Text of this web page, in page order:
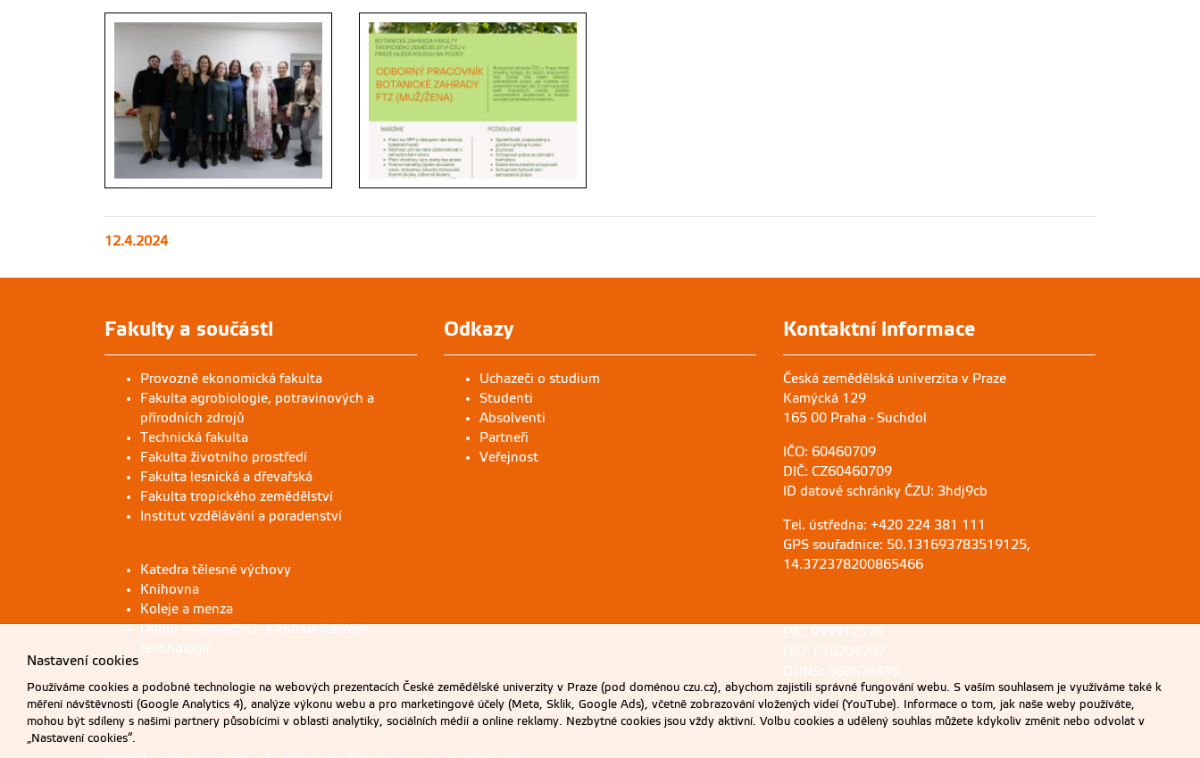
12.4.2024
Fakulty a součásti
Provozně ekonomická fakulta
Fakulta agrobiologie, potravinových a
přírodních zdrojů
Technická fakulta
Fakulta životního prostředí
Fakulta lesnická a dřevařská
Fakulta tropického zemědělství
Institut vzdělávání a poradenství
Katedra tělesné výchovy
Knihovna
Koleje a menza
Odbor informačních a komunikačních
technologií
Odkazy
Uchazeči o studium
Studenti
Absolventi
Partneři
Veřejnost
Kontaktní informace
Česká zemědělská univerzita v Praze
Kamýcká 129
165 00 Praha - Suchdol
IČO: 60460709
DIČ: CZ60460709
ID datové schránky ČZU: 3hdj9cb
Tel. ústředna: +420 224 381 111
GPS souřadnice: 50.131693783519125,
14.372378200865466
PIC: 999912570
OID: E10209207
DUNS: 360576495
Nastavení cookies
Používáme cookies a podobné technologie na webových prezentacích České zemědělské univerzity v Praze (pod doménou czu.cz), abychom zajistili správné fungování webu. S vaším souhlasem je využíváme také k
měření návštěvnosti (Google Analytics 4), analýze výkonu webu a pro marketingové účely (Meta, Sklik, Google Ads), včetně zobrazování vložených videí (YouTube). Informace o tom, jak naše weby používáte,
mohou být sdíleny s našimi partnery působícími v oblasti analytiky, sociálních médií a online reklamy. Nezbytné cookies jsou vždy aktivní. Volbu cookies a udělený souhlas můžete kdykoliv změnit nebo odvolat v
„Nastavení cookies“.